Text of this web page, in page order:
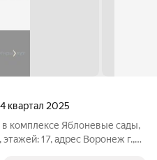
4 квартал 2025
в комплексе Яблоневые сады,
этажей: 17, адрес Воронеж г.,